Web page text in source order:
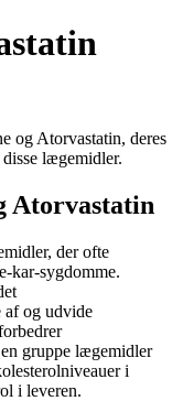
og Atorvastatin, deres
lægemidler.
Atorvastatin
der ofte
kar-sygdomme.
af og udvide
gruppe lægemidler
i
i leveren.